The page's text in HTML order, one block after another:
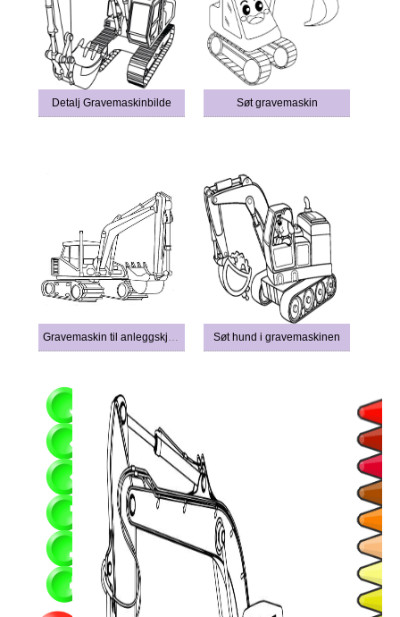
Detalj Gravemaskinbilde Søt gravemaskin
Gravemaskin til anleggskjøretøy Søt hund i gravemaskinen